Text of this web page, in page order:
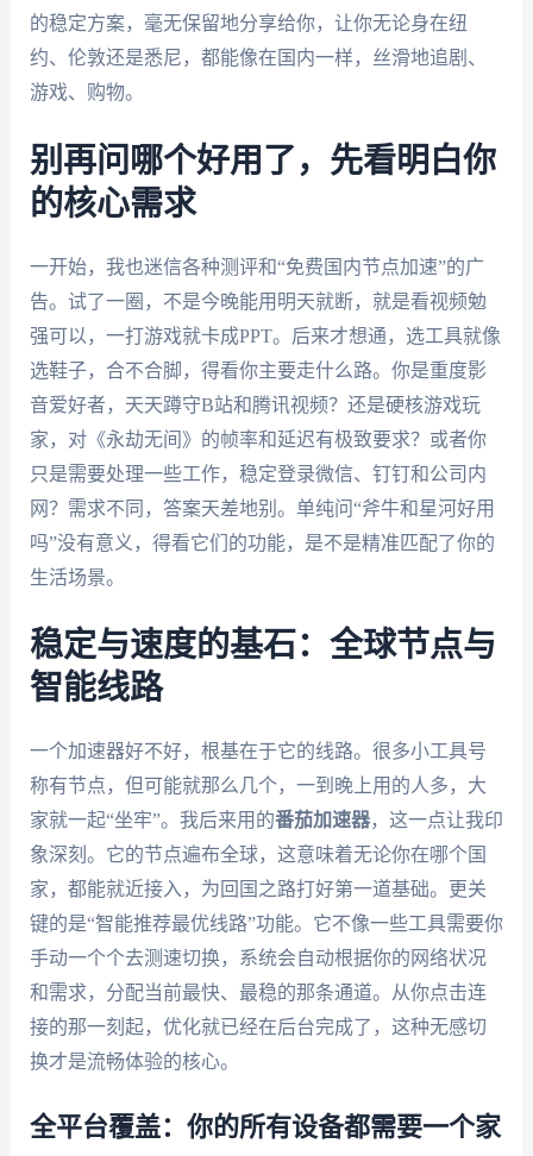
的稳定方案，毫无保留地分享给你，让你无论身在纽
约、伦敦还是悉尼，都能像在国内一样，丝滑地追剧、
游戏、购物。
别再问哪个好用了，先看明白你
的核心需求
一开始，我也迷信各种测评和“免费国内节点加速”的广
告。试了一圈，不是今晚能用明天就断，就是看视频勉
强可以，一打游戏就卡成PPT。后来才想通，选工具就像
选鞋子，合不合脚，得看你主要走什么路。你是重度影
音爱好者，天天蹲守B站和腾讯视频？还是硬核游戏玩
家，对《永劫无间》的帧率和延迟有极致要求？或者你
只是需要处理一些工作，稳定登录微信、钉钉和公司内
网？需求不同，答案天差地别。单纯问“斧牛和星河好用
吗”没有意义，得看它们的功能，是不是精准匹配了你的
生活场景。
稳定与速度的基石：全球节点与
智能线路
一个加速器好不好，根基在于它的线路。很多小工具号
称有节点，但可能就那么几个，一到晚上用的人多，大
家就一起“坐牢”。我后来用的番茄加速器，这一点让我印
象深刻。它的节点遍布全球，这意味着无论你在哪个国
家，都能就近接入，为回国之路打好第一道基础。更关
键的是“智能推荐最优线路”功能。它不像一些工具需要你
手动一个个去测速切换，系统会自动根据你的网络状况
和需求，分配当前最快、最稳的那条通道。从你点击连
接的那一刻起，优化就已经在后台完成了，这种无感切
换才是流畅体验的核心。
全平台覆盖：你的所有设备都需要一个家